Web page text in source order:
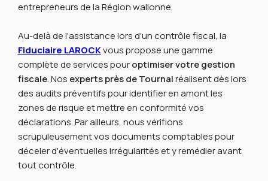
entrepreneurs de la Région wallonne.
Au-delà de l'assistance lors d’un contrôle fiscal, la
Fiduciaire LAROCKvous propose une gamme
complète de services pouroptimiser votre gestion
fiscale. Nos experts près de Tournairéalisent dès lors
des audits préventifs pour identifier en amont les
zones de risque et mettre en conformité vos
déclarations. Par ailleurs, nous vérifions
scrupuleusement vos documents comptables pour
déceler d'éventuelles irrégularités et y remédier avant
tout contrôle.